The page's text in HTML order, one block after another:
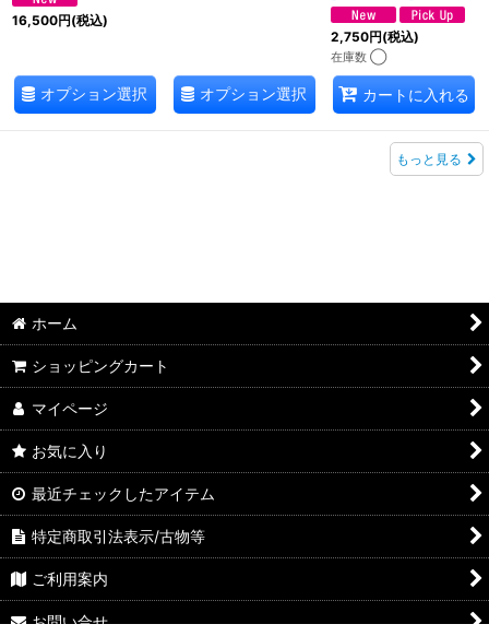
16,500円(税込)
オプション選択 オプション選択
2,750円(税込)
在庫数 ◯
カートに入れる
もっと見る
ホーム
ショッピングカート
マイページ
お気に入り
最近チェックしたアイテム
特定商取引法表示/古物等
ご利用案内
お問い合せ